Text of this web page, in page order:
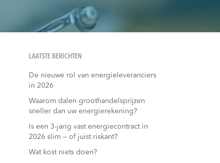
LAATSTE BERICHTEN
De nieuwe rol van energieleveranciers
in 2026
Waarom dalen groothandelsprijzen
sneller dan uw energierekening?
Is een 3-jarig vast energiecontract in
2026 slim — of juist riskant?
Wat kost niets doen?